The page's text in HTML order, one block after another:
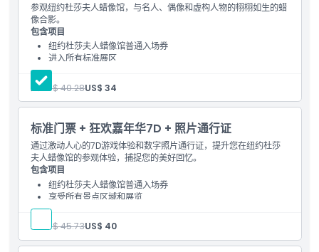
儿童成人政策
排除项
营业时间
需要了解的事项
如何到达那里
参观纽约杜莎夫人蜡像馆，与名人、偶像和虚构人物的栩栩如生的蜡
像合影。
包含项目
纽约杜莎夫人蜡像馆普通入场券
进入所有标准展区
与名人蜡像拍照机会
探索主题画廊和互动展示
人:US$ 40.28US$ 34
标准门票 + 狂欢嘉年华7D + 照片通行证
通过激动人心的7D游戏体验和数字照片通行证，提升您在纽约杜莎
夫人蜡像馆的参观体验，捕捉您的美好回忆。
包含项目
纽约杜莎夫人蜡像馆普通入场券
享受所有景点区域和展览
进入嘉年华大屠杀7D体验（3D视觉 + 4D效果）
数字照片通行证，可即时拍照
互动游戏和沉浸式景点体验
人: US$ 45.73US$ 40